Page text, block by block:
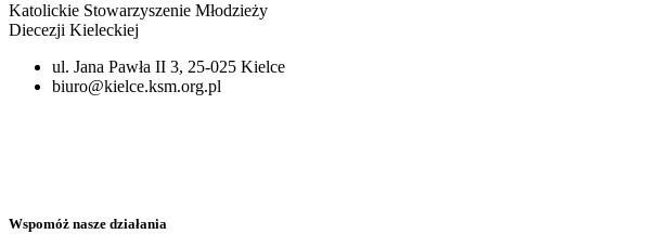
Katolickie Stowarzyszenie Młodzieży
Diecezji Kieleckiej
ul. Jana Pawła II 3, 25-025 Kielce
biuro@kielce.ksm.org.pl
Wspomóż nasze działania